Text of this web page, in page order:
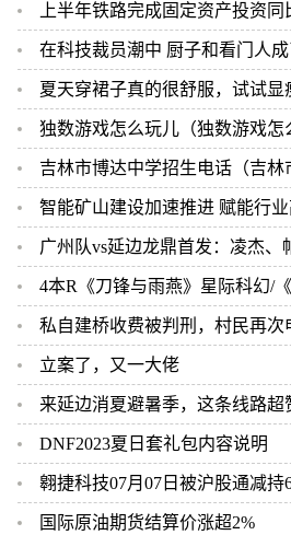
上半年铁路完成固定资产投资同
在科技裁员潮中 厨子和看门人
夏天穿裙子真的很舒服，试试显瘦的一字
独数游戏怎么玩儿（独数游戏怎
吉林市博达中学招生电话（吉林
智能矿山建设加速推进 赋能行
广州队vs延边龙鼎首发：凌杰、帕尔曼江
4本R《刀锋与雨燕》星际科幻/《阴性植物》直掰
私自建桥收费被判刑，村民再次申诉，法院已立
立案了，又一大佬
来延边消夏避暑季，这条线路超
DNF2023夏日套礼包内容说明
翱捷科技07月07日被沪股通减持
国际原油期货结算价涨超2%